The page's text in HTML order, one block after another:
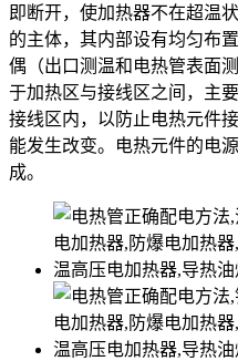
即断开，使加热器不在超温
的主体，其内部设有均匀布
偶（出口测温和电热管表面
于加热区与接线区之间，主
接线区内，以防止电热元件
能发生改变。电热元件的电
成。